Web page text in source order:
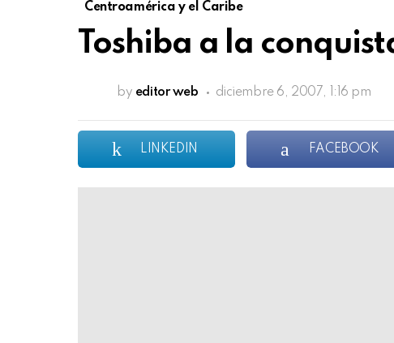
Centroamérica y el Caribe
Toshiba a la
by editor web diciembre 6, 2007, 1:16 pm
LINKEDIN FACEBOOK